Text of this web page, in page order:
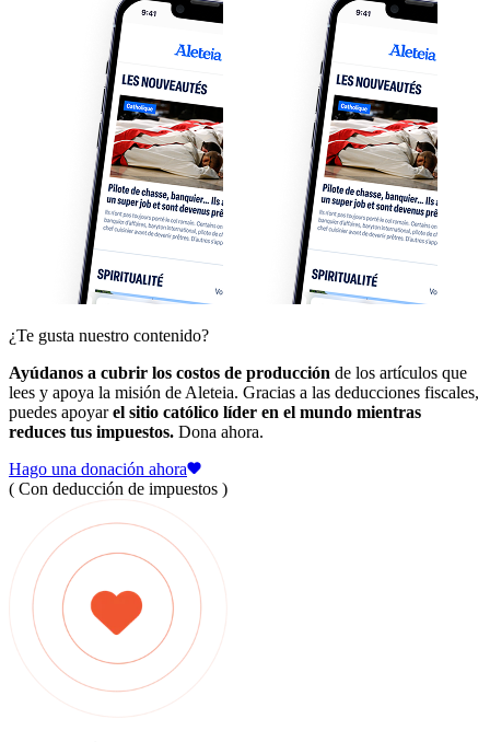
¿Te gusta nuestro contenido?
Ayúdanos a cubrir los costos de producción de los artículos que
lees y apoya la misión de Aleteia. Gracias a las deducciones fiscales,
puedes apoyarel sitio católico líder en el mundo mientras
reduces tus impuestos. Dona ahora.
Hago una donación ahora
( Con deducción de impuestos )